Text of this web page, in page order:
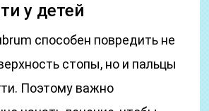
у детей
способен повредить не
стопы, но и пальцы
Поэтому важно